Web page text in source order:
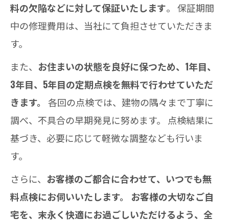
料の欠陥などに対して保証いたします。 保証期間
中の修理費用は、当社にて負担させていただきま
す。
また、 お住まいの状態を良好に保つため、1年目、
3年目、5年目の定期点検を無料で行わせていただ
きます。
各回の点検では、建物の隅々まで丁寧に
調べ、不具合の早期発見に努めます。 点検結果に
基づき、必要に応じて軽微な調整なども行いま
す。
さらに、 お客様のご都合に合わせて、いつでも無
料点検にお伺いいたします。
お客様の大切なご自
宅を、末永く快適にお過ごしいただけるよう、全